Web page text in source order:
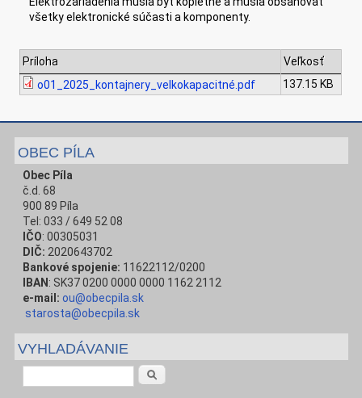
všetky elektronické súčasti a komponenty.
Príloha
Veľkosť
o01_2025_kontajnery_velkokapacitné.pdf
137.15 KB
OBEC PÍLA
Obec Píla
č.d. 68
900 89 Píla
Tel: 033 / 649 52 08
IČO: 00305031
DIČ: 2020643702
Bankové spojenie: 11622112/0200
IBAN : SK37 0200 0000 0000 1162 2112
e-mail: ou@obecpila.sk
starosta@obecpila.sk
VYHLADÁVANIE